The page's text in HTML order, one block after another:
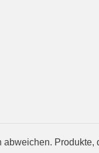
Produkte,